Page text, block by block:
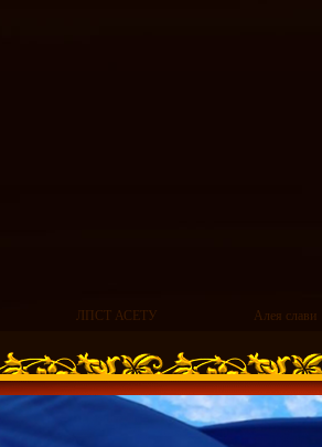
ЛПСТ АСЕТУ Алея слави